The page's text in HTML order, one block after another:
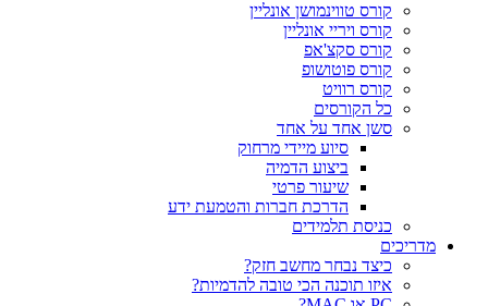
קורס טווינמושן אונליין
קורס ויריי אונליין
קורס סקצ'אפ
קורס פוטושופ
קורס רוויט
כל הקורסים
סשן אחד על אחד
סיוע מיידי מרחוק
ביצוע הדמיה
שיעור פרטי
הדרכת חברות והטמעת ידע
כניסת תלמידים
מדריכים
כיצד נבחר מחשב חזק?
איזו תוכנה הכי טובה להדמיות?‎‎